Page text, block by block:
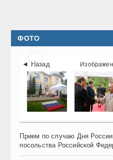
ФОТО

◄ Назад
Прием по случаю Дня
посольства Российской